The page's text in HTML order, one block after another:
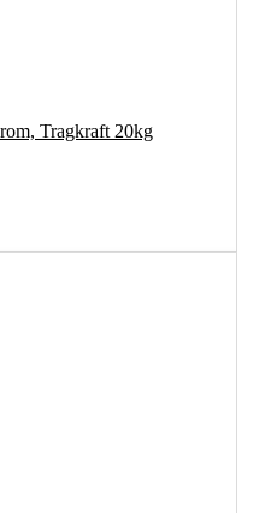
Tragkraft 20kg